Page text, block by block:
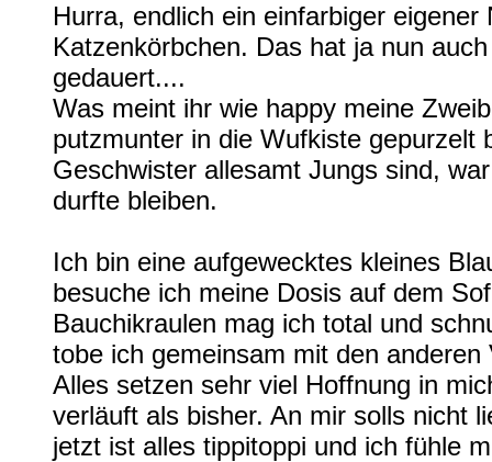
Hurra, endlich ein einfarbiger eigener
Katzenkörbchen. Das hat ja nun
gedauert....
Was meint ihr wie happy meine
putzmunter in die Wufkiste gepurzelt
Geschwister allesamt Jungs sind,
durfte bleiben.
Ich bin eine aufgewecktes kleines
besuche ich meine Dosis auf dem
Bauchikraulen mag ich total und
tobe ich gemeinsam mit den
Alles setzen sehr viel Hoffnung in
verläuft als bisher. An mir solls nicht
jetzt ist alles tippitoppi und ich fühle